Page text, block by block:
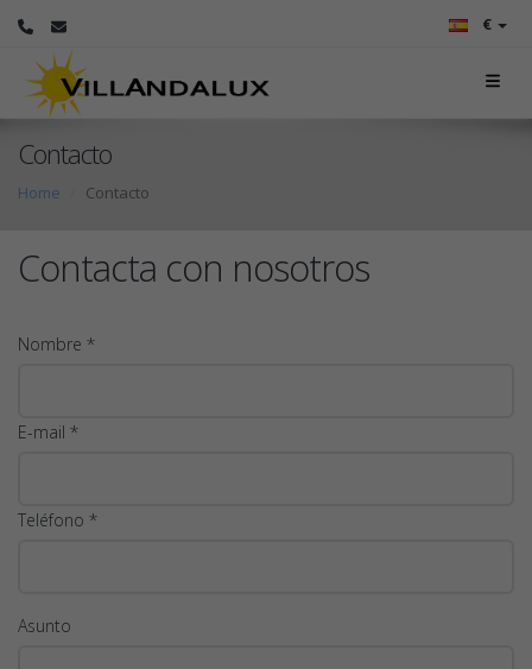
€
Contacto
Home Contacto
Contacta con nosotros
Nombre *
E-mail *
Teléfono *
Asunto